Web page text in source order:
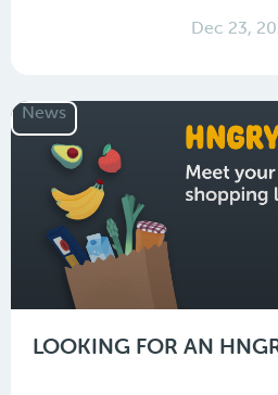
Dec 23,
News
LOOKING FOR AN